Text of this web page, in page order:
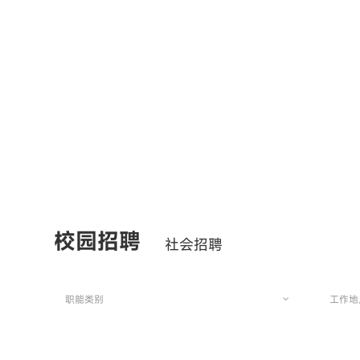
校园招聘 社会招聘
职能类别 工作